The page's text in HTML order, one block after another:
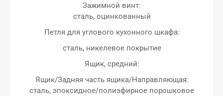
Зажимной винт:
сталь, оцинкованный
Петля для углового кухонного шкафа:
сталь, никелевое покрытие
Ящик, средний:
Ящик/Задняя часть ящика/Направляющая:
сталь, эпоксидное/полиэфирное порошковое